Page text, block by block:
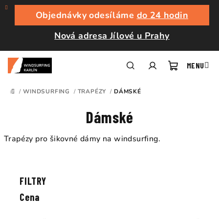
Přejít
obsah
Objednávky odesíláme do 24 hodin
Nová adresa Jílové u Prahy
DOMŮ
/ WINDSURFING / TRAPÉZY / DÁMSKÉ
Dámské
Trapézy pro šikovné dámy na windsurfing.
Ř
Cena